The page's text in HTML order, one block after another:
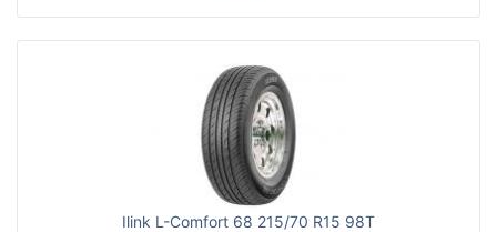
Ilink L-Comfort 68 215/70 R15 98T